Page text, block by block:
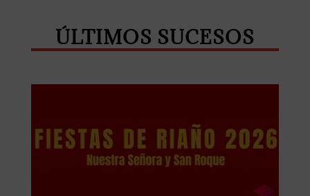
ÚLTIMOS SUCESOS